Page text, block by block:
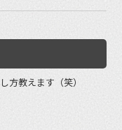
方教えます（笑）